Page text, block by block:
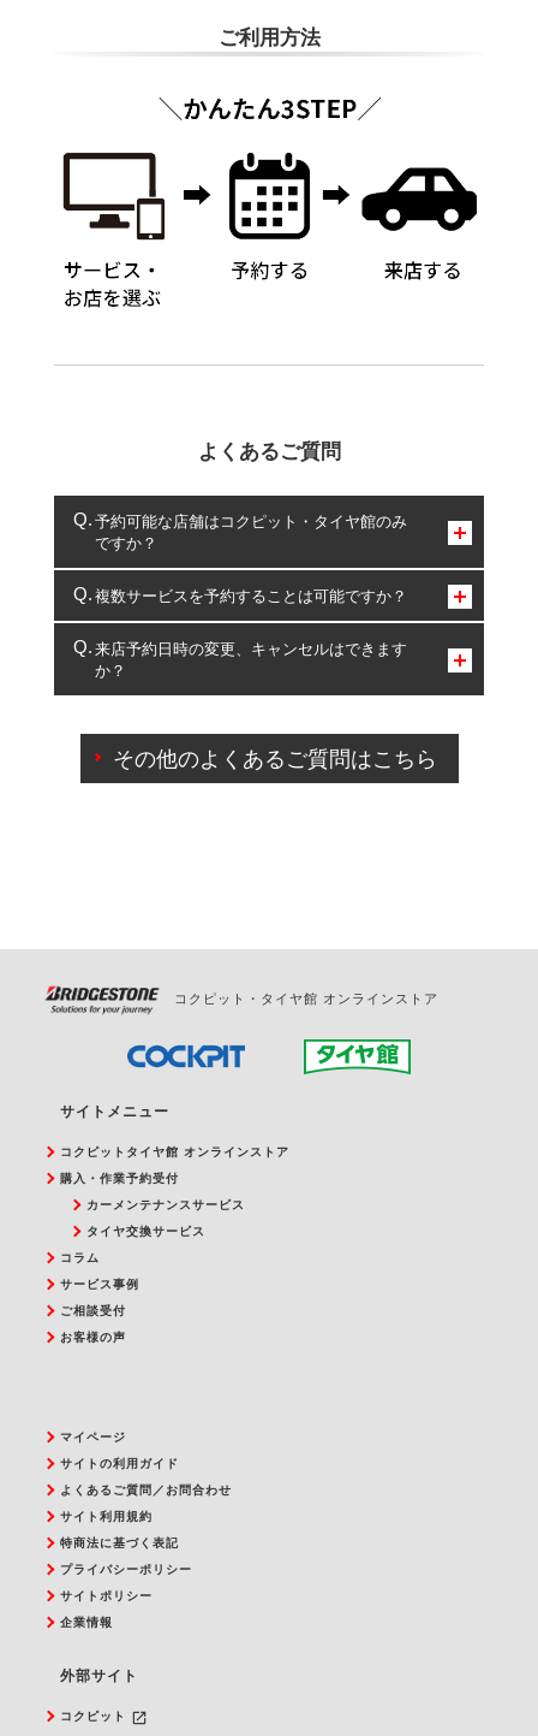
ご利用方法
よくあるご質問
予約可能な店舗はコクピット・タイヤ館のみ
ですか？
コクピット・タイヤ館のみとなります。
複数サービスを予約することは可能ですか？
複数サービスのご予約は可能です。
一部の商品・サービスの組み合わせに限り、同時にご予約が
出来ないものもございます。
来店予約日時の変更、キャンセルはできます
か？
ご来店予約日の3営業日前を過ぎている場合のご予約
の日時変更につきましては、直接ご予約の店舗まで
その他のよくあるご質問はこちら
コクピット・タイヤ館 オンラインストア
サイトメニュー
コクピットタイヤ館 オンラインストア
購入・作業予約受付
カーメンテナンスサービス
タイヤ交換サービス
コラム
サービス事例
ご相談受付
お客様の声
マイページ
サイトの利用ガイド
よくあるご質問／お問合わせ
サイト利用規約
特商法に基づく表記
プライバシーポリシー
サイトポリシー
企業情報
外部サイト
コクピット
launch